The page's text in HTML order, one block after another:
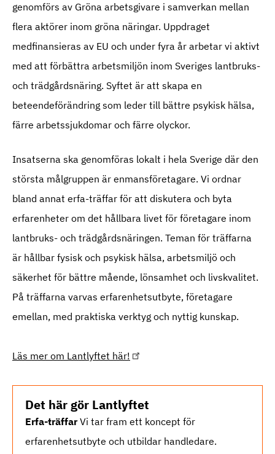
genomförs av Gröna arbetsgivare i samverkan mellan
flera aktörer inom gröna näringar. Uppdraget
medfinansieras av EU och under fyra år arbetar vi aktivt
med att förbättra arbetsmiljön inom Sveriges lantbruks-
och trädgårdsnäring. Syftet är att skapa en
beteendeförändring som leder till bättre psykisk hälsa,
färre arbetssjukdomar och färre olyckor.
Insatserna ska genomföras lokalt i hela Sverige där den
största målgruppen är enmansföretagare. Vi ordnar
bland annat erfa-träffar för att diskutera och byta
erfarenheter om det hållbara livet för företagare inom
lantbruks- och trädgårdsnäringen. Teman för träffarna
är hållbar fysisk och psykisk hälsa, arbetsmiljö och
säkerhet för bättre mående, lönsamhet och livskvalitet.
På träffarna varvas erfarenhetsutbyte, företagare
emellan, med praktiska verktyg och nyttig kunskap.
Läs mer om Lantlyftet här!
Det här gör Lantlyftet
Erfa-träffarVi tar fram ett koncept för
erfarenhetsutbyte och utbildar handledare.